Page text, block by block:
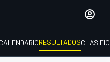
RESULTADOS